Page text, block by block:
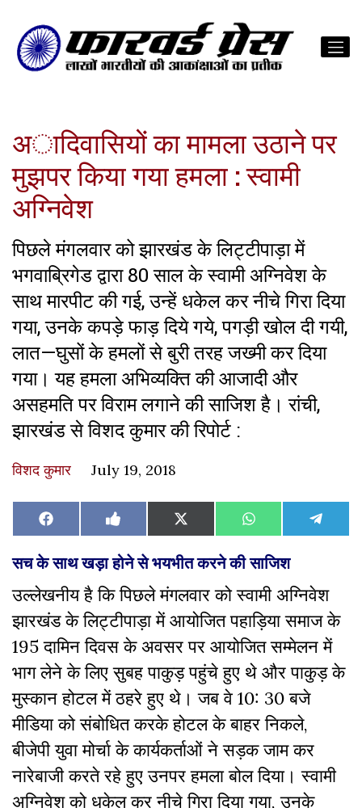
अादिवासियों का मामला उठाने पर
मुझपर किया गया हमला : स्वामी
अग्निवेश
पिछले मंगलवार को झारखंड के लिट्टीपाड़ा में
भगवाब्रिगेड द्वारा 80 साल के स्वामी अग्निवेश के
साथ मारपीट की गई, उन्हें धकेल कर नीचे गिरा दिया
गया, उनके कपड़े फाड़ दिये गये, पगड़ी खोल दी गयी,
लात—घुसों के हमलों से बुरी तरह जख्मी कर दिया
गया। यह हमला अभिव्यक्ति की आजादी और
असहमति पर विराम लगाने की साजिश है। रांची,
झारखंड से विशद कुमार की रिपोर्ट :
विशद कुमार July 19, 2018
Share
on
Facebook Share
on
Like
on
Facebook
Share
on
X
(Twitter)
Share
on
WhatsAppShare
on
सच के साथ खड़ा होने से भयभीत करने की साजिश
उल्लेखनीय है कि पिछले मंगलवार को स्वामी अग्निवेश
झारखंड के लिट्टीपाड़ा में आयोजित पहाड़िया समाज के
195 दामिन दिवस के अवसर पर आयोजित सम्मेलन में
भाग लेने के लिए सुबह पाकुड़ पहुंचे हुए थे और पाकुड़ के
मुस्कान होटल में ठहरे हुए थे। जब वे 10: 30 बजे
मीडिया को संबोधित करके होटल के बाहर निकले,
बीजेपी युवा मोर्चा के कार्यकर्ताओं ने सड़क जाम कर
नारेबाजी करते रहे हुए उनपर हमला बोल दिया। स्वामी
अग्निवेश को धकेल कर नीचे गिरा दिया गया, उनके